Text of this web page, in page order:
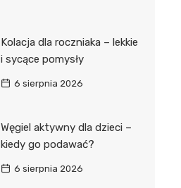
Kolacja dla roczniaka – lekkie
i sycące pomysły
6 sierpnia 2026
Węgiel aktywny dla dzieci –
kiedy go podawać?
6 sierpnia 2026